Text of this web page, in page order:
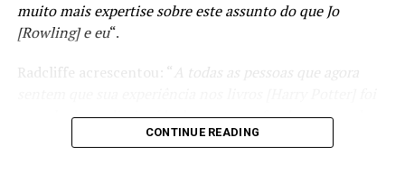
Acompanhe nossas redes sociais para mais
Facebook|Instagram|Twitter | YouTube
Avatar: O Caminho da Águatem estreia marcada para
15 de dezembrodeste ano.
muito mais expertise sobre este assunto do que Jo
[Rowling] e eu“.
Radcliffe acrescentou: “ A todas as pessoas que agora
manchada ou diminuída, lamento profundamente a dor
que esses comentários lhe causaram. Eu realmente espero
CONTINUE READING